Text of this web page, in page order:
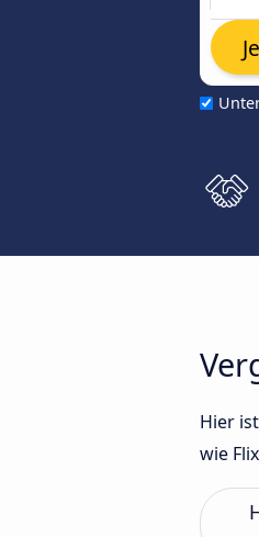
Hier
wie